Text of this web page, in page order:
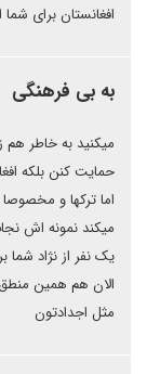
افغانستان برای شما
به بی فرهنگی
میکنید به خاطر هم
حمایت کنن بلکه
اما ترکها و
میکند نمونه اش
یک نفر از نژاد
الان هم همین
مثل اجدادتون